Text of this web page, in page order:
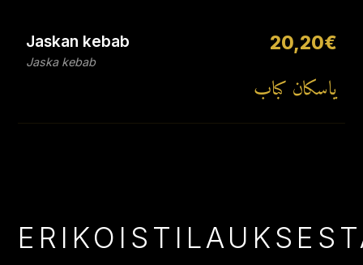
Jaskan kebab
Jaska kebab
20,20€
ياسكان كباب